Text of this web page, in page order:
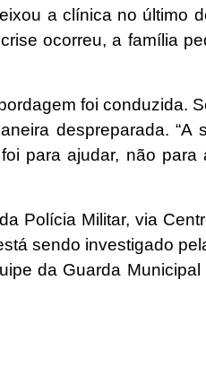
a clínica no último
ocorreu, a família
foi conduzida.
despreparada. “A
para ajudar, não para
Polícia Militar, via
sendo investigado
da Guarda Municipal